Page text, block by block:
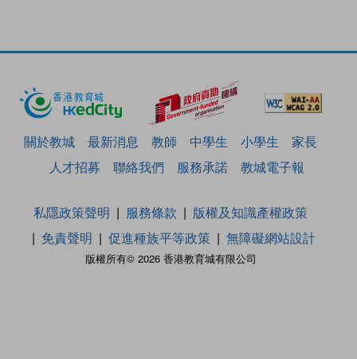
關於教城 最新消息 教師 中學生 小學生
家長
人才招募
聯絡我們 服務承諾 教城電子報
版權所有© 2026 香港教育城有限公司
私隱政策聲明 服務條款
版權及知識產權政策
免責聲明
促進種族平等政策 無障礙網站設計